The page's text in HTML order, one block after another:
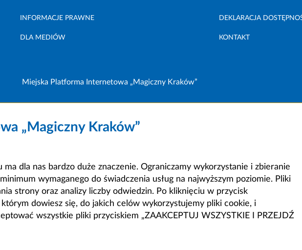
INFORMACJE PRAWNE DEKLARACJA
DLA MEDIÓW KONTAKT
Miejska Platforma Internetowa „Magiczny Kraków”
„Magiczny Kraków”
dla nas bardzo duże znaczenie. Ograniczamy wykorzystanie i zbieranie
wymaganego do świadczenia usług na najwyższym poziomie. Pliki
strony oraz analizy liczby odwiedzin. Po kliknięciu w przycisk
dowiesz się, do jakich celów wykorzystujemy pliki cookie, i
wszystkie pliki przyciskiem „ZAAKCEPTUJ WSZYSTKIE I PRZEJDŹ